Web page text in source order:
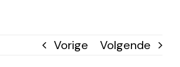
Vorige Volgende